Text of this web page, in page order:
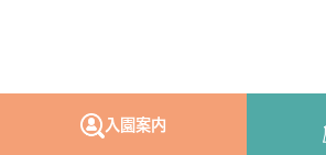
入園案内